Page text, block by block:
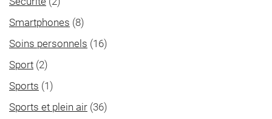
Smartphones (8)
Soins personnels (16)
Sport (2)
Sports (1)
Sports et plein air (36)